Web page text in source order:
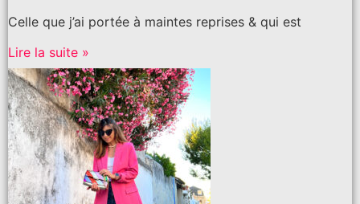
Celle que j’ai portée à maintes reprises & qui est
Lire la suite »